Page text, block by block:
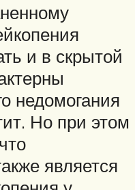
и в скрытой
недомогания
Но при этом
является